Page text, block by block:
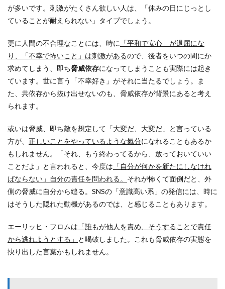
が多いです。刺激がたくさん欲しい人は、「休みの日にじっとし
ていることが耐えられない」タイプでしょう。
更に人間の不合理なことには、時に 「平和で安心」が退屈にな
り、「不幸で怖いこと」は刺激があるので、後者をいつの間にか
求めてしまう、即ち脅威依存になってしまうことも実際には起き
ています。世に言う「不幸好き」がそれに当たるでしょう。ま
た、共依存から抜け出せないのも、脅威依存が背景にあると考え
られます。
或いは脅威、即ち敵を想定して「大変だ、大変だ」と言っている
方が、 正しいことをやっているような氣分になれることもあるか
もしれません。「それ、もう終わってるから、放っておいていい
ことだよ」と言われると、今度は 「自分が何かを新たにしなけれ
ばならない」自分の責任を問われる。 それが怖くて面倒だと、外
側の脅威に自分から縋る。SNSの「意識高い系」の発信には、時に
はそうした隠れた動機があるのでは、と感じることもあります。
エーリッヒ・フロムは 「誰もが他人を責め、そうすることで責任
から逃れようとする」 と喝破しました。これも脅威依存の実態を
抉り出した言葉かもしれません。